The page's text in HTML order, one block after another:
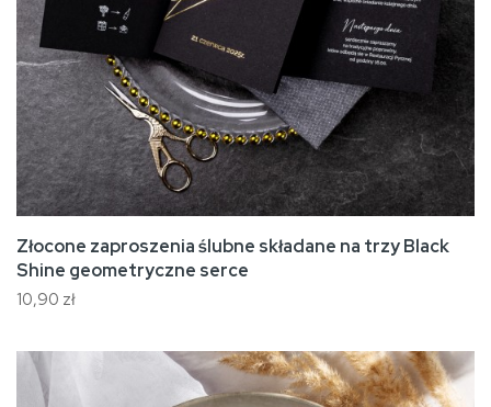
Złocone zaproszenia ślubne składane na trzy Black
Shine geometryczne serce
10,90 zł